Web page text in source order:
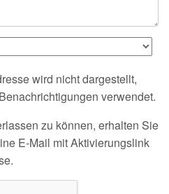
wird nicht dargestellt,
verwendet.
zu können, erhalten Sie
E-Mail mit Aktivierungslink